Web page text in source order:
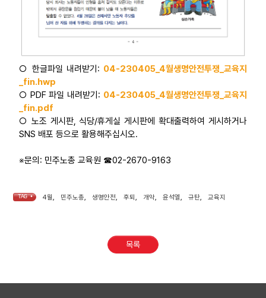
○ 한글파일 내려받기: 04-230405_4월생명안전투쟁_교육지
_fin.hwp
○ PDF 파일 내려받기: 04-230405_4월생명안전투쟁_교육지
_fin.pdf
○ 노조 게시판, 식당/휴게실 게시판에 확대출력하여 게시하거나
SNS 배포 등으로 활용해주십시오.
※문의: 민주노총 교육원 ☎02-2670-9163
TAG • 4월 민주노총 생명안전 후퇴 개악 윤석열 규탄 교육지
목록